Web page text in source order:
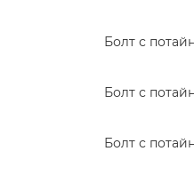
Болт с
Болт с
Болт с